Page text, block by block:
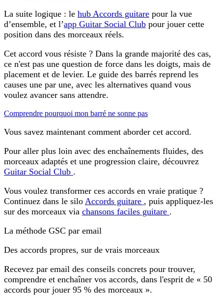
La suite logique : le hub Accords guitare pour la vue
d’ensemble, et l’app Guitar Social Club pour jouer cette
position dans des morceaux réels.
Cet accord vous résiste ? Dans la grande majorité des cas,
ce n'est pas une question de force dans les doigts, mais de
placement et de levier. Le guide des barrés reprend les
causes une par une, avec les alternatives quand vous
voulez avancer sans attendre.
Comprendre pourquoi mon barré ne sonne pas
Vous savez maintenant comment aborder cet accord.
Pour aller plus loin avec des enchaînements fluides, des
morceaux adaptés et une progression claire, découvrez
Guitar Social Club .
Vous voulez transformer ces accords en vraie pratique ?
Continuez dans le silo Accords guitare , puis appliquez-les
sur des morceaux via chansons faciles guitare .
La méthode GSC par email
Des accords propres, sur de vrais morceaux
Recevez par email des conseils concrets pour trouver,
comprendre et enchaîner vos accords, dans l'esprit de « 50
accords pour jouer 95 % des morceaux ».